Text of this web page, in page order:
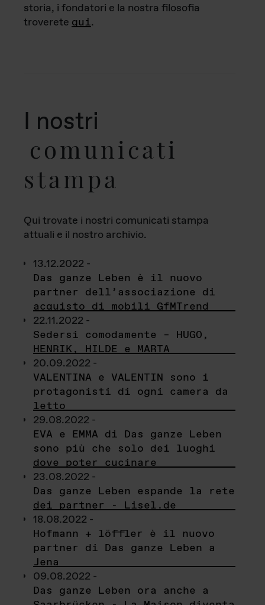
storia, i fondatori e la nostra filosofia
troverete qui.
I nostri
comunicati
stampa
Qui trovate i nostri comunicati stampa
attuali e il nostro archivio.
13.12.2022 -
Das ganze Leben è il nuovo
partner dell’associazione di
acquisto di mobili GfMTrend
22.11.2022 -
Sedersi comodamente – HUGO,
HENRIK, HILDE e MARTA
20.09.2022 -
VALENTINA e VALENTIN sono i
protagonisti di ogni camera da
letto
29.08.2022 -
EVA e EMMA di Das ganze Leben
sono più che solo dei luoghi
dove poter cucinare
23.08.2022 -
Das ganze Leben espande la rete
dei partner - Lisel.de
18.08.2022 -
Hofmann + löffler è il nuovo
partner di Das ganze Leben a
Jena
09.08.2022 -
Das ganze Leben ora anche a